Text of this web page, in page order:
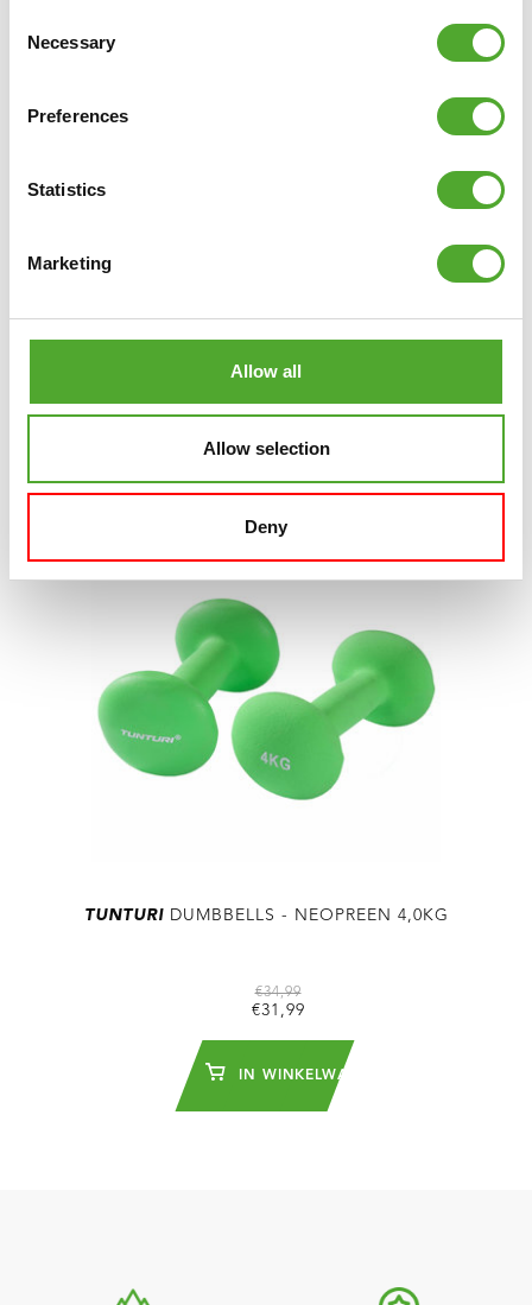
Selection
Necessary
Preferences
Statistics
Marketing
Allow all
Allow selection
Deny
TUNTURI
VERGELIJK
TUNTURIDUMBBELLS - NEOPREEN 4,0KG
€34,99
€31,99
IN WINKELWAGEN